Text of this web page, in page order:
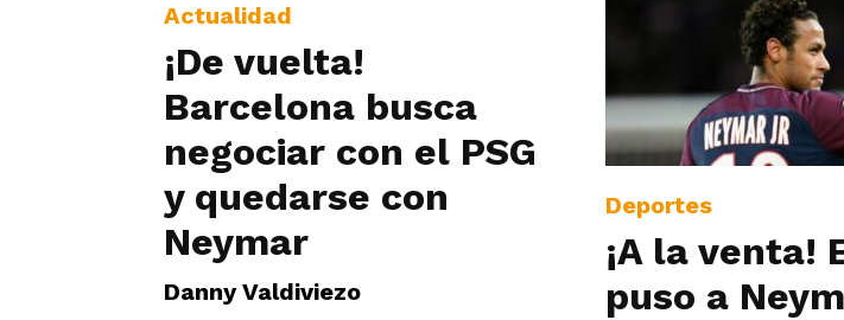
Actualidad
¡De vuelta!
Barcelona busca
negociar con el PSG
y quedarse con
Neymar
Danny Valdiviezo
Deportes
¡A la venta!
puso a